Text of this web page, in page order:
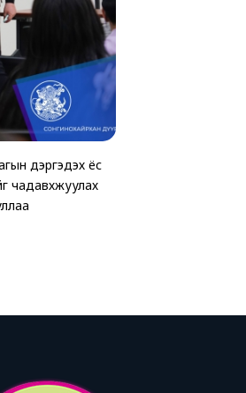
дэргэдэх ёс
чадавхжуулах